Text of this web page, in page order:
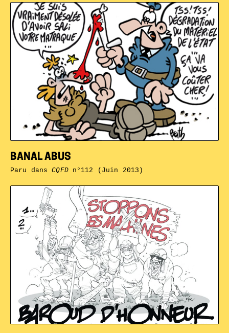
BANAL ABUS
Paru dansCQFDn°112 (Juin 2013)